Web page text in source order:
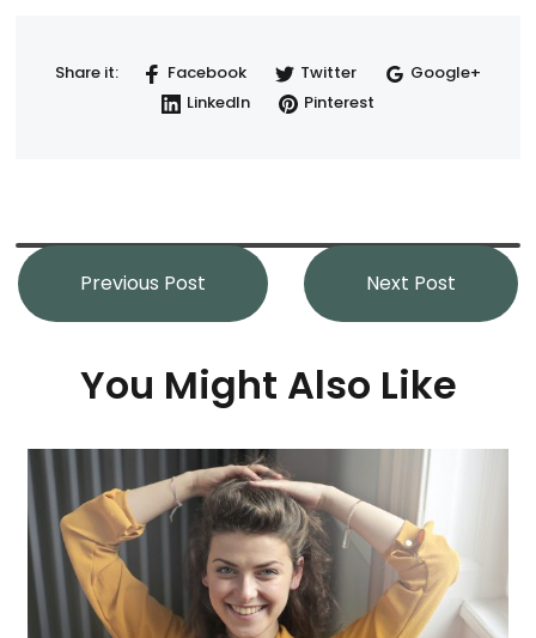
Share it: Facebook Twitter
Google+
LinkedIn
Pinterest
Previous Post Next Post
You Might Also Like